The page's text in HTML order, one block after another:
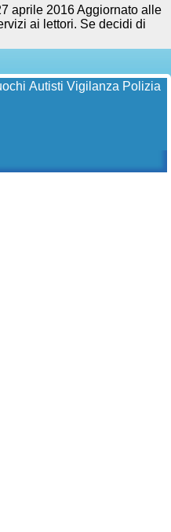
Autisti Vigilanza Polizia
aprile 2016 Aggiornato alle
ai lettori. Se decidi di